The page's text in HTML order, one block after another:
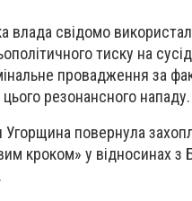
влада свідомо
тиску на
провадження за
резонансного нападу.
Угорщина повернула
кроком» у відносинах з